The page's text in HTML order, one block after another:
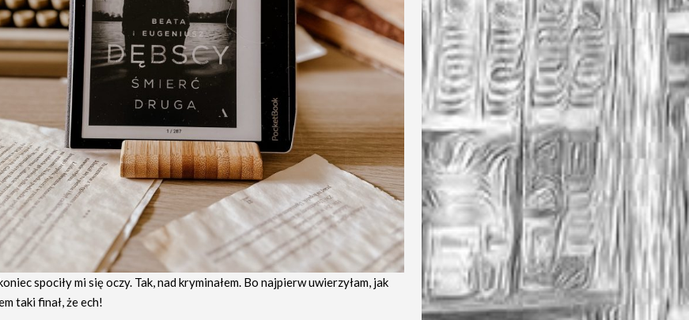
spociły mi się oczy. Tak, nad kryminałem. Bo najpierw uwierzyłam, jak
taki finał, że ech!